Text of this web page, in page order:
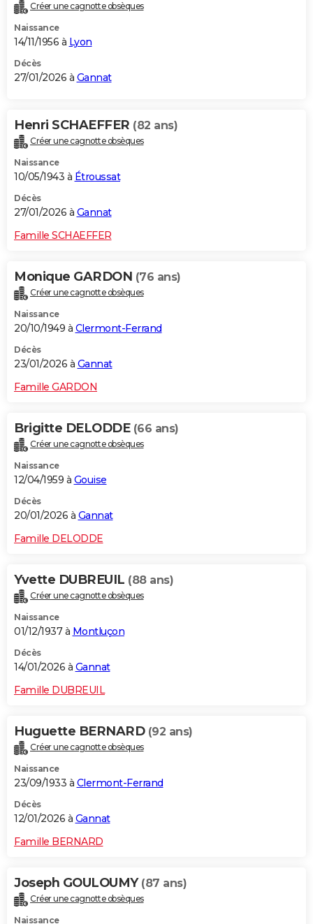
Créer une cagnotte obsèques
Naissance
14/11/1956 à Lyon
Décès
27/01/2026 à Gannat
Henri SCHAEFFER (82 ans)
Créer une cagnotte obsèques
Naissance
10/05/1943 à Étroussat
Décès
27/01/2026 à Gannat
Famille SCHAEFFER
Monique GARDON (76 ans)
Créer une cagnotte obsèques
Naissance
20/10/1949 à Clermont-Ferrand
Décès
23/01/2026 à Gannat
Famille GARDON
Brigitte DELODDE (66 ans)
Créer une cagnotte obsèques
Naissance
12/04/1959 à Gouise
Décès
20/01/2026 à Gannat
Famille DELODDE
Yvette DUBREUIL (88 ans)
Créer une cagnotte obsèques
Naissance
01/12/1937 à Montluçon
Décès
14/01/2026 à Gannat
Famille DUBREUIL
Huguette BERNARD (92 ans)
Créer une cagnotte obsèques
Naissance
23/09/1933 à Clermont-Ferrand
Décès
12/01/2026 à Gannat
Famille BERNARD
Joseph GOULOUMY (87 ans)
Créer une cagnotte obsèques
Naissance